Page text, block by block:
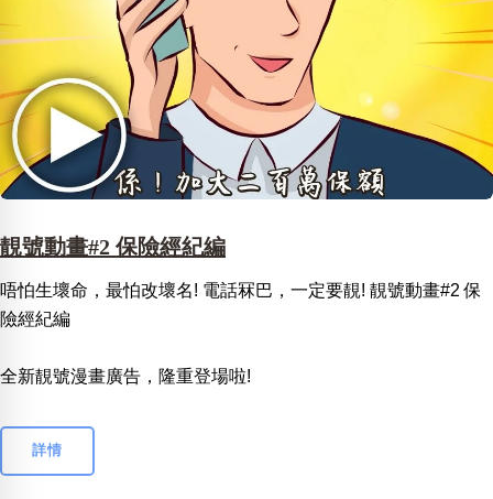
靚號動畫#2 保險經紀編
唔怕生壞命，最怕改壞名! 電話冧巴，一定要靚! 靚號動畫#2 保
險經紀編
全新靚號漫畫廣告，隆重登場啦!
詳情